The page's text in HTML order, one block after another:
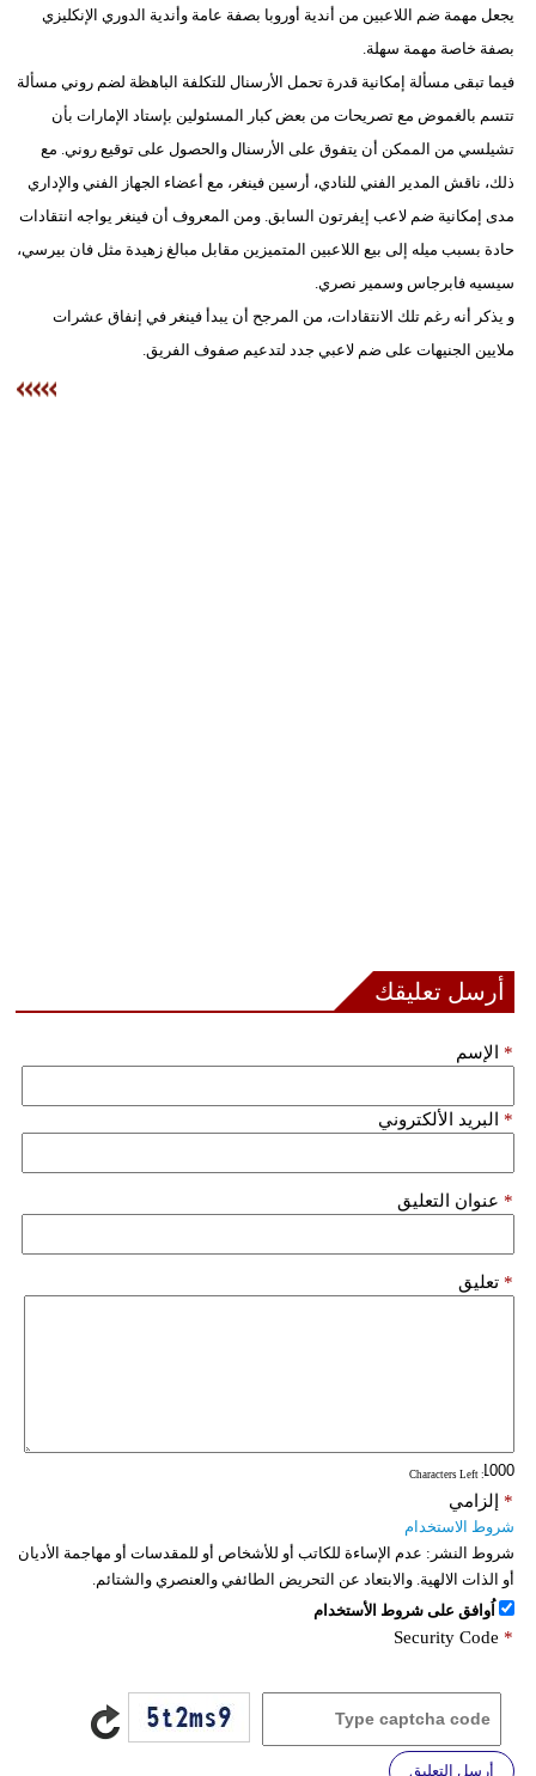
يجعل مهمة ضم اللاعبين من أندية أوروبا بصفة عامة وأندية الدوري الإنكليزي
بصفة خاصة مهمة سهلة.
فيما تبقى مسألة إمكانية قدرة تحمل الأرسنال للتكلفة الباهظة لضم روني مسألة
تتسم بالغموض مع تصريحات من بعض كبار المسئولين بإستاد الإمارات بأن
تشيلسي من الممكن أن يتفوق على الأرسنال والحصول على توقيع روني. مع
ذلك، ناقش المدير الفني للنادي، أرسين فينغر، مع أعضاء الجهاز الفني والإداري
مدى إمكانية ضم لاعب إيفرتون السابق. ومن المعروف أن فينغر يواجه انتقادات
حادة بسبب ميله إلى بيع اللاعبين المتميزين مقابل مبالغ زهيدة مثل فان بيرسي،
سيسيه فابرجاس وسمير نصري.
و يذكر أنه رغم تلك الانتقادات، من المرجح أن يبدأ فينغر في إنفاق عشرات
ملايين الجنيهات على ضم لاعبي جدد لتدعيم صفوف الفريق.
أرسل تعليقك
الإسم *
البريد الألكتروني *
عنوان التعليق *
تعليق *
: Characters Left
إلزامي *
شروط الاستخدام
شروط النشر: عدم الإساءة للكاتب أو للأشخاص أو للمقدسات أو مهاجمة الأديان
أو الذات الالهية. والابتعاد عن التحريض الطائفي والعنصري والشتائم.
اُوافق على شروط الأستخدام
Security Code *
أرسل التعليق